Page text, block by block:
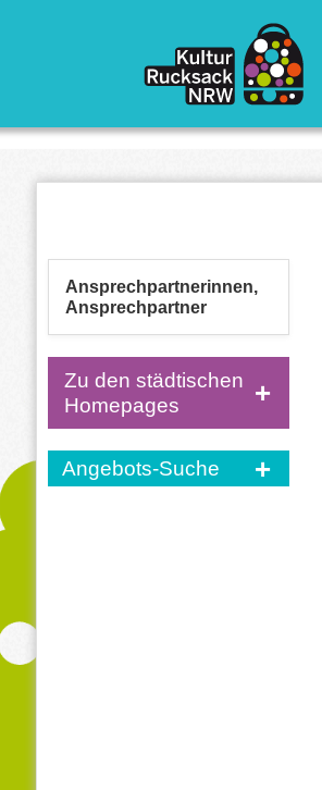
Ansprechpartnerinnen,
Ansprechpartner
Zu den städtischen
Homepages
Angebots-Suche